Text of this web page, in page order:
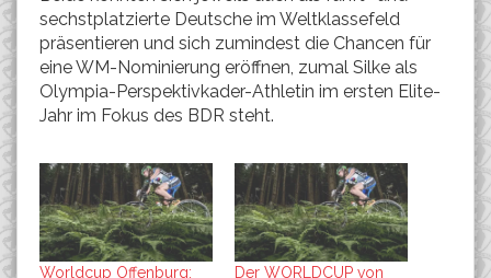
sechstplatzierte Deutsche im Weltklassefeld
präsentieren und sich zumindest die Chancen für
eine WM-Nominierung eröffnen, zumal Silke als
Olympia-Perspektivkader-Athletin im ersten Elite-
Jahr im Fokus des BDR steht.
Worldcup Offenburg:
Der WORLDCUP von